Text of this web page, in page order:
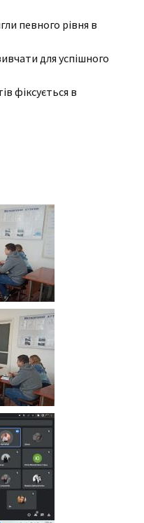
певного рівня в
для успішного
фіксується в